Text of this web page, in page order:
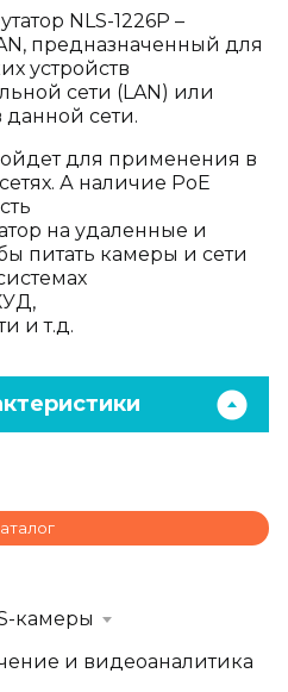
NLS-1226P –
предназначенный для
устройств
сети (LAN) или
данной сети.
для применения в
сетях. А наличие PoE
на удаленные и
питать камеры и сети
и т.д.
камеры
и видеоаналитика